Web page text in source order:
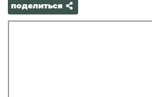
поделиться